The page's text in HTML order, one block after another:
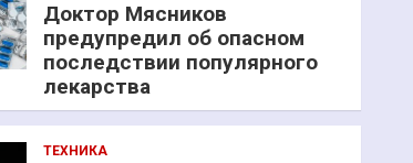
Доктор Мясников
предупредил об опасном
последствии популярного
лекарства
ТЕХНИКА